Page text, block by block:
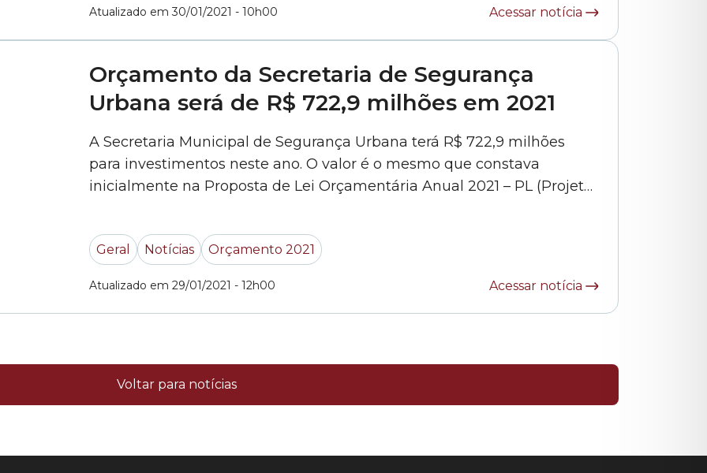
Atualizado em 30/01/2021 - 10h00 Acessar notícia
Orçamento da Secretaria de Segurança
Urbana será de R$ 722,9 milhões em 2021
A Secretaria Municipal de Segurança Urbana terá R$ 722,9 milhões
para investimentos neste ano. O valor é o mesmo que constava
inicialmente na Proposta de Lei Orçamentária Anual 2021 – PL (Projeto
Geral Notícias Orçamento 2021
Atualizado em 29/01/2021 - 12h00 Acessar notícia
Voltar para notícias